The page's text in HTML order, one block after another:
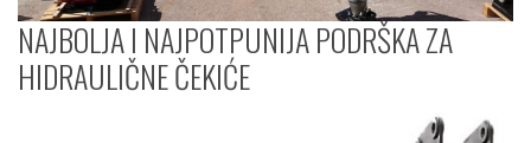
NAJBOLJA I NAJPOTPUNIJA PODRŠKA ZA
HIDRAULIČNE ČEKIĆE